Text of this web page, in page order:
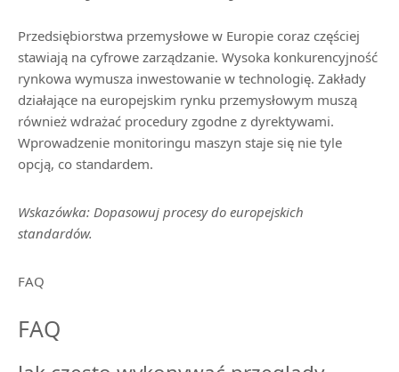
Przedsiębiorstwa przemysłowe w Europie coraz częściej
stawiają na cyfrowe zarządzanie. Wysoka konkurencyjność
rynkowa wymusza inwestowanie w technologię. Zakłady
działające na europejskim rynku przemysłowym muszą
również wdrażać procedury zgodne z dyrektywami.
Wprowadzenie monitoringu maszyn staje się nie tyle
opcją, co standardem.
Wskazówka: Dopasowuj procesy do europejskich
standardów.
FAQ
FAQ